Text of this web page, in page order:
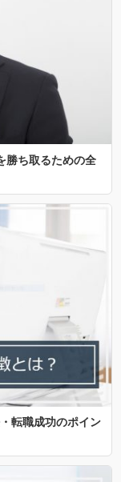
勝ち取るための全
転職成功のポイン